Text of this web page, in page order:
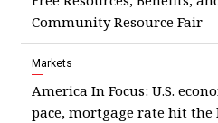
Community Resource Fair
Markets
America In Focus: U.S.
pace, mortgage rate hit